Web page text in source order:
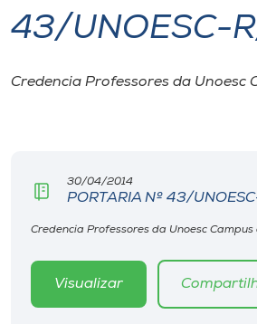
I.nova
CPA
Editora
43/UNOESC-
Credencia Professores da Unoesc
30/04/2014
PORTARIA Nº 43/
Credencia Professores da Unoesc Campus
Visualizar